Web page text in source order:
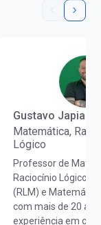
Gustavo
Matemática,
Lógico
Professor de
Raciocínio Lógico
(RLM) e
com mais de 20
experiência em